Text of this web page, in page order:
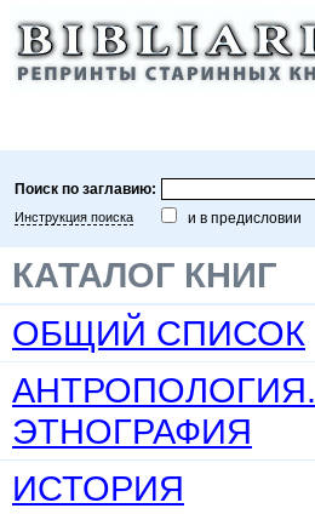
Поиск по заглавию:
Инструкция поиска и в предисловии
КАТАЛОГ КНИГ
ОБЩИЙ СПИСОК
АНТРОПОЛОГИЯ.
ЭТНОГРАФИЯ
ИСТОРИЯ